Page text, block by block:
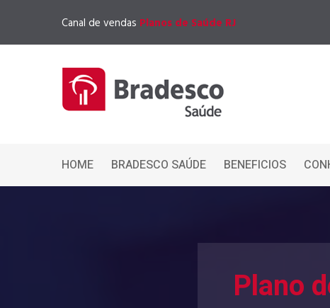
Canal de vendas Planos de Saúde RJ
HOME BRADESCO SAÚDE BENEFICIOS
Plano